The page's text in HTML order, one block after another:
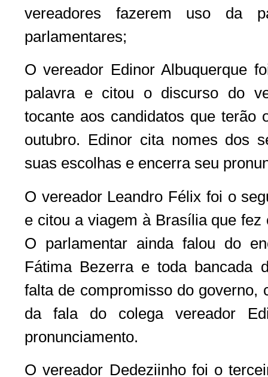
vereadores fazerem uso da
parlamentares;
O vereador Edinor Albuquerque
palavra e citou o discurso do
tocante aos candidatos que terão
outubro. Edinor cita nomes dos
suas escolhas e encerra seu
O vereador Leandro Félix foi o
e citou a viagem à Brasília que
O parlamentar ainda falou do
Fátima Bezerra e toda bancada
falta de compromisso do governo,
da fala do colega vereador
pronunciamento.
O vereador Dedeziinho foi o